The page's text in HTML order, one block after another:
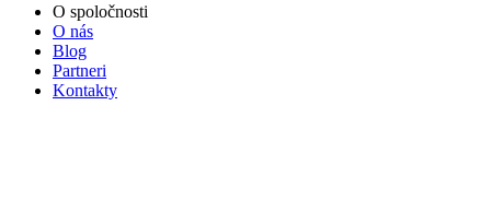
O spoločnosti
O nás
Blog
Partneri
Kontakty